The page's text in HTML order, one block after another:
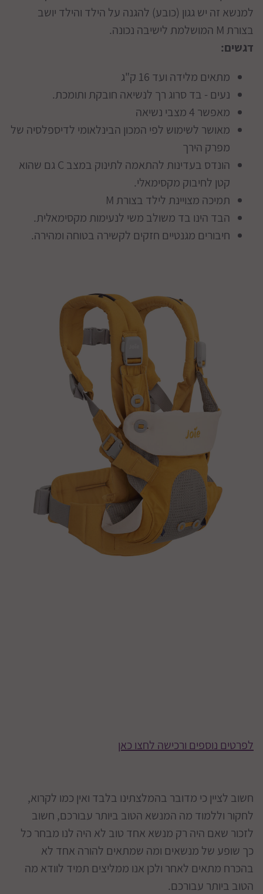
למנשא זה יש גגון (כובע) להגנה על הילד והילד יושב
בצורת M המושלמת לישיבה נכונה.
דגשים:
מתאים מלידה ועד 16 ק"ג
נעים - בד סרוג רך לנשיאה חובקת ותומכת.
מאפשר 4 מצבי נשיאה
מאושר לשימוש לפי המכון הבינלאומי לדיספלסיה של
מפרק הירך
הונדס בעדינות להתאמה לתינוק במצב C גם שהוא
קטן לחיבוק מקסימאלי.
תמיכה מצויינת לילד בצורת M
הבד הינו בד משולב משי לנעימות מקסימאלית.
חיבורים מגנטיים חזקים לקשירה בטוחה ומהירה.
לפרטים נוספים ורכישה לחצו כאן
חשוב לציין כי מדובר בהמלצתינו בלבד ואין כמו לקרוא,
לחקור וללמוד מה המנשא הטוב ביותר עבורכם, חשוב
לזכור שאם היה רק מנשא אחד טוב לא היה לנו מבחר כל
כך שופע של מנשאים ומה שמתאים להורה אחד לא
בהכרח מתאים לאחר ולכן אנו ממליצים תמיד לוודא מה
הטוב ביותר עבורכם.